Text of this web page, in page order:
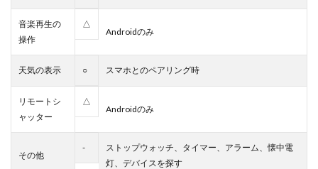
音楽再生の
操作
△
Androidのみ
天気の表示 ○ スマホとのペアリング時
リモートシ
ャッター
△
Androidのみ
その他
-
ストップウォッチ、タイマー、アラーム、懐中電
灯、デバイスを探す